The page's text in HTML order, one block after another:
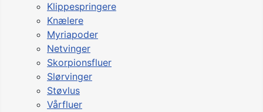
Klippespringere
Knælere
Myriapoder
Netvinger
Skorpionsfluer
Slørvinger
Støvlus
Vårfluer